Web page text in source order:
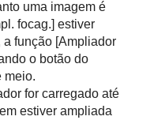
uma imagem é
focag.] estiver
a função [Ampliador
o botão do
meio.
for carregado até
estiver ampliada